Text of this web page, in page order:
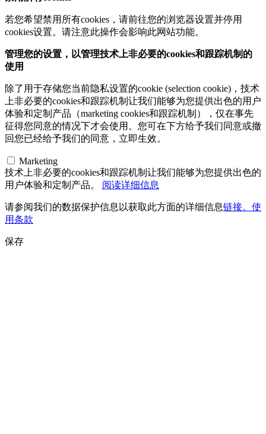
若您希望禁用所有cookies，请前往您的浏览器设置并停用
cookies设置。请注意此操作会影响此网站功能。
管理您的设置，以管理技术上非必要的cookies和跟踪机制的
使用
除了用于存储您当前隐私设置的cookie (selection cookie)，技术
上非必要的cookies和跟踪机制让我们能够为您提供出色的用户
体验和定制产品（marketing cookies和跟踪机制），仅在事先
征得您同意的情况下才会使用。您可在下方给予我们同意或撤
回您已经给予我们的同意，立即生效。
Marketing
技术上非必要的cookies和跟踪机制让我们能够为您提供出色的
用户体验和定制产品。 阅读详细信息
请参阅我们的数据保护信息以获取此方面的详细信息链接。使
用条款
保存